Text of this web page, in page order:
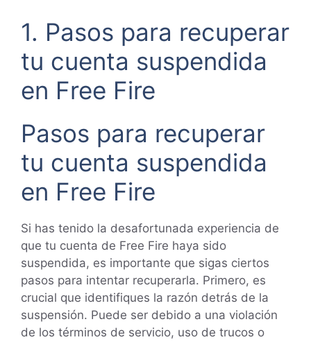
1. Pasos para recuperar
tu cuenta suspendida
en Free Fire
Pasos para recuperar
tu cuenta suspendida
en Free Fire
Si has tenido la desafortunada experiencia de
que tu cuenta de Free Fire haya sido
suspendida, es importante que sigas ciertos
pasos para intentar recuperarla. Primero, es
crucial que identifiques la razón detrás de la
suspensión. Puede ser debido a una violación
de los términos de servicio, uso de trucos o